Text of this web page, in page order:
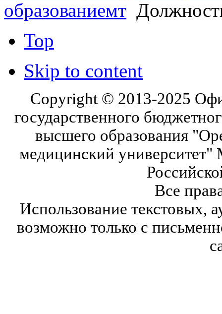
образованиемт
Top
Skip to content
Copyright © 2013-2025
государственного
высшего образования
медицинский университет"
Все
Использование текстовых,
возможно только с